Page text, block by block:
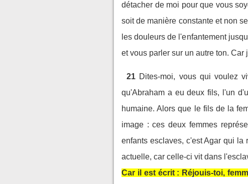
détacher de moi pour que vous
soit de manière constante et non
les douleurs de l'enfantement
et vous parler sur un autre ton. Car
21 Dites-moi, vous qui voulez
qu'Abraham a eu deux fils, l'un
humaine. Alors que le fils de la
image : ces deux femmes
enfants esclaves, c'est Agar qui la
actuelle, car celle-ci vit dans
Car il est écrit : Réjouis-toi,